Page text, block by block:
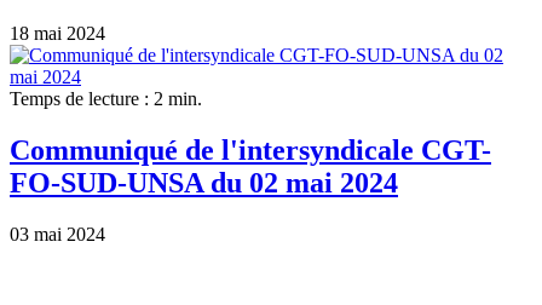
18 mai 2024
Temps de lecture : 2 min.
Communiqué de l'intersyndicale CGT-
FO-SUD-UNSA du 02 mai 2024
03 mai 2024